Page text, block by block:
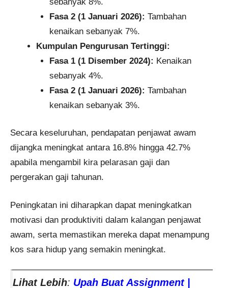
Fasa 2 (1 Januari 2026): Tambahan
kenaikan sebanyak 7%.
Kumpulan Pengurusan Tertinggi:
Fasa 1 (1 Disember 2024): Kenaikan
sebanyak 4%.
Fasa 2 (1 Januari 2026): Tambahan
kenaikan sebanyak 3%.
Secara keseluruhan, pendapatan penjawat awam
dijangka meningkat antara 16.8% hingga 42.7%
apabila mengambil kira pelarasan gaji dan
pergerakan gaji tahunan.
Peningkatan ini diharapkan dapat meningkatkan
motivasi dan produktiviti dalam kalangan penjawat
awam, serta memastikan mereka dapat menampung
kos sara hidup yang semakin meningkat.
Lihat Lebih: Upah Buat Assignment |